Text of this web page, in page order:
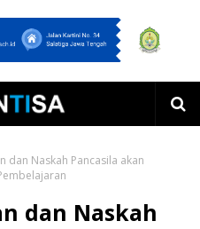
dan Naskah Pancasila akan
dan Naskah